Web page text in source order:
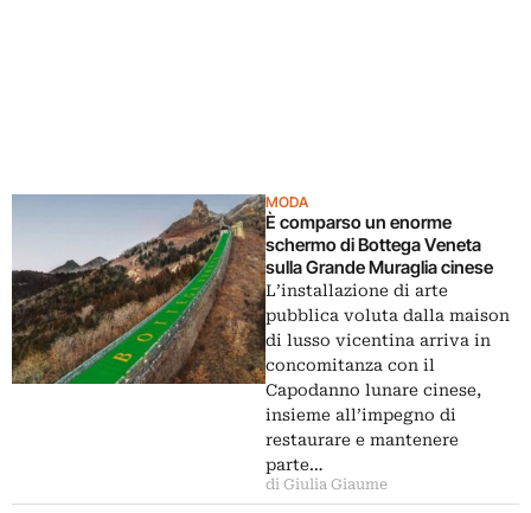
MODA
È comparso un enorme
schermo di Bottega Veneta
sulla Grande Muraglia cinese
L’installazione di arte
pubblica voluta dalla maison
di lusso vicentina arriva in
concomitanza con il
Capodanno lunare cinese,
insieme all’impegno di
restaurare e mantenere
parte…
di Giulia Giaume